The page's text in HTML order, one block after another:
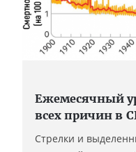
Ежемесячный
всех причин в
Стрелки и